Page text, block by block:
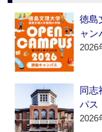
徳
ャ
2026
同
パス
2026